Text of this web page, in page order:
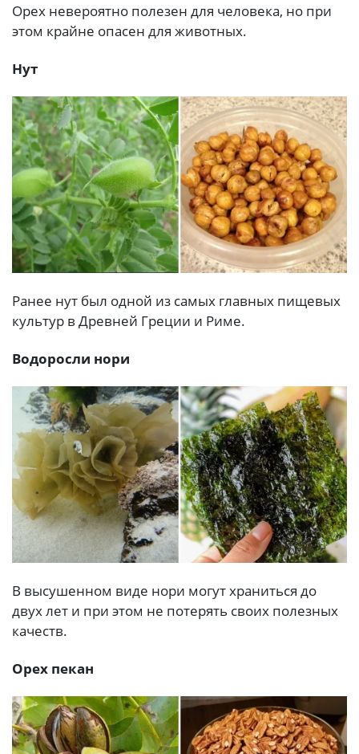
Орех невероятно полезен для человека, но при
этом крайне опасен для животных.
Нут
Ранее нут был одной из самых главных пищевых
культур в Древней Греции и Риме.
Водоросли нори
В высушенном виде нори могут храниться до
двух лет и при этом не потерять своих полезных
качеств.
Орех пекан